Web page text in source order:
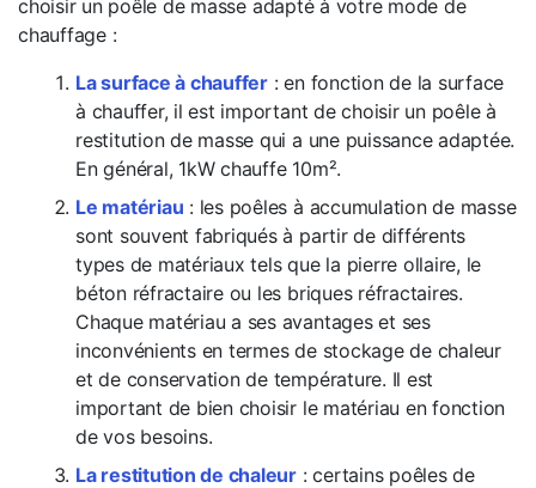
choisir un poêle de masse adapté à votre mode de
chauffage :
La surface à chauffer: en fonction de la surface
à chauffer, il est important de choisir un poêle à
restitution de masse qui a une puissance adaptée.
En général, 1kW chauffe 10m².
Le matériau : les poêles à accumulation de masse
sont souvent fabriqués à partir de différents
types de matériaux tels que la pierre ollaire, le
béton réfractaire ou les briques réfractaires.
Chaque matériau a ses avantages et ses
inconvénients en termes de stockage de chaleur
et de conservation de température. Il est
important de bien choisir le matériau en fonction
de vos besoins.
La restitution de chaleur : certains poêles de